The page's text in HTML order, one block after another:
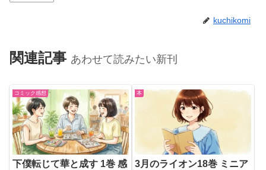
kuchikomi
関連記事 あわせて読みたい新刊
コミック感想
下僕転じて華と成す 1巻 感
本
3月のライオン18巻 ミニア